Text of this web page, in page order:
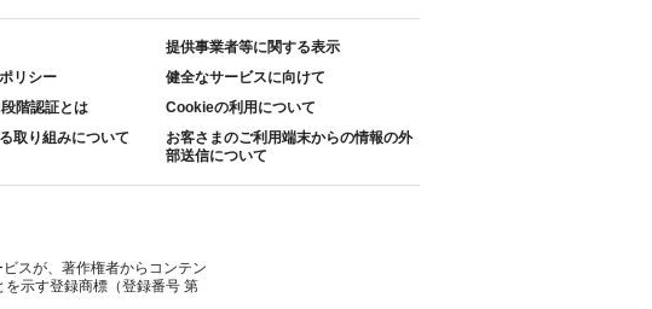
提供事業者等に関する表示
リシー
健全なサービスに向けて
階認証とは
Cookieの利用について
取り組みについて
お客さまのご利用端末からの情報の外
部送信について
スが、著作権者からコンテン
示す登録商標（登録番号 第